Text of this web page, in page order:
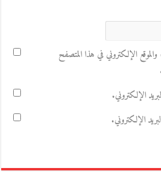
الإلكتروني في هذا المتصفح
الإلكتروني.
الإلكتروني.